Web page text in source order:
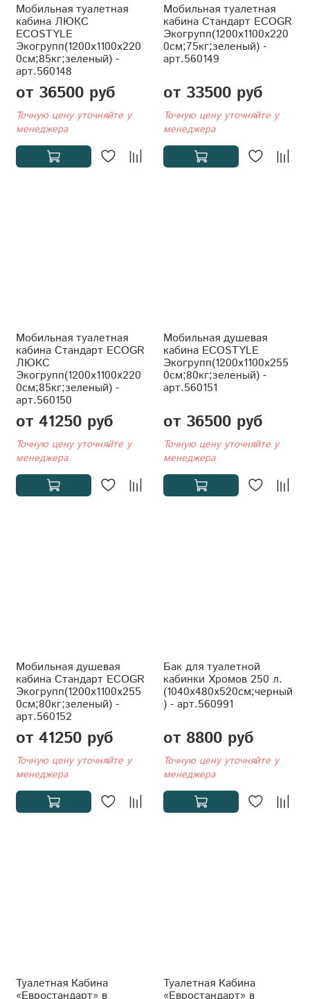
Мобильная туалетная
кабина ЛЮКС
ECOSTYLE
Экогрупп(1200x1100x220
0см;85кг;зеленый) -
арт.560148
от 36500 руб
Точную цену уточняйте у
менеджера
Мобильная туалетная
кабина Стандарт ECOGR
Экогрупп(1200x1100x220
0см;75кг;зеленый) -
арт.560149
от 33500 руб
Точную цену уточняйте у
менеджера
Мобильная туалетная
кабина Стандарт ECOGR
ЛЮКС
Экогрупп(1200x1100x220
0см;85кг;зеленый) -
арт.560150
от 41250 руб
Точную цену уточняйте у
менеджера
Мобильная душевая
кабина ECOSTYLE
Экогрупп(1200x1100x255
0см;80кг;зеленый) -
арт.560151
от 36500 руб
Точную цену уточняйте у
менеджера
Мобильная душевая
кабина Стандарт ECOGR
Экогрупп(1200x1100x255
0см;80кг;зеленый) -
арт.560152
от 41250 руб
Точную цену уточняйте у
менеджера
Бак для туалетной
кабинки Хромов 250 л.
(1040x480x520см;черный
) - арт.560991
от 8800 руб
Точную цену уточняйте у
менеджера
Туалетная Кабина
«Евростандарт» в
Туалетная Кабина
«Евростандарт» в